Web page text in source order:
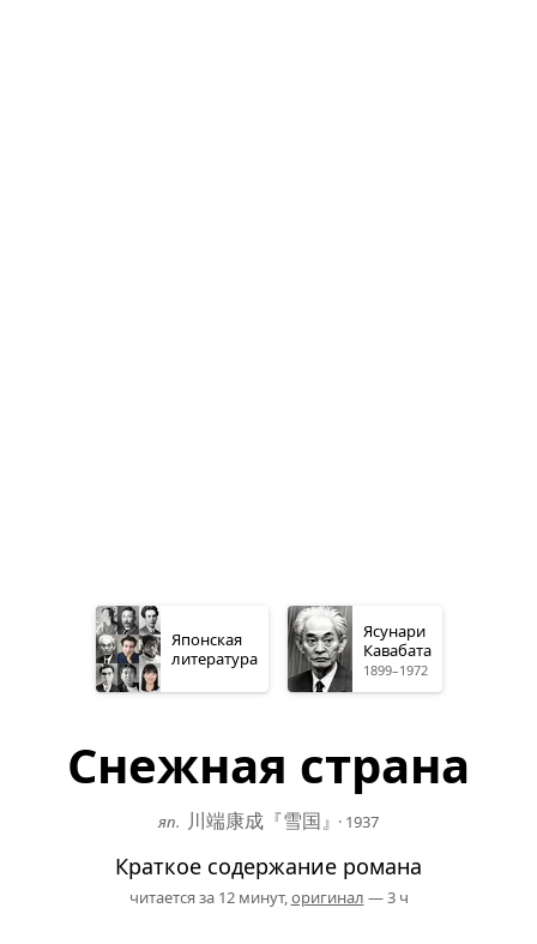
Японская
литература
Ясунари
Кавабата
1899–1972
Снежная страна
яп. 川端康成『雪国』· 1937
Краткое содержание романа
читается за 12 минут,оригинал — 3 ч